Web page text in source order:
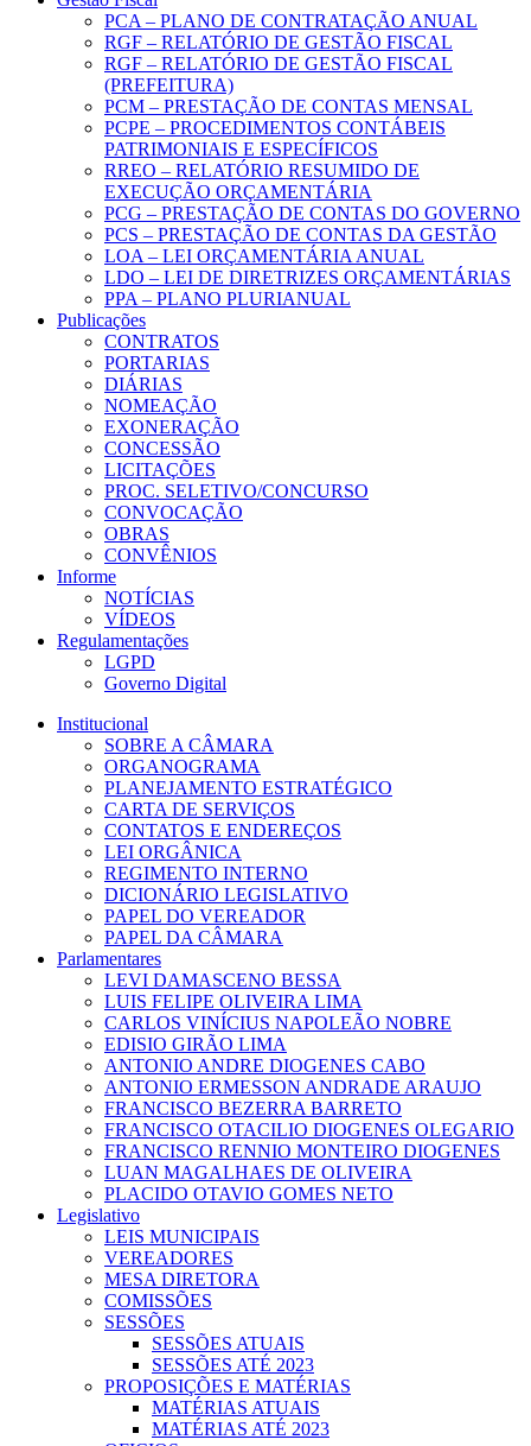
PCA – PLANO DE CONTRATAÇÃO ANUAL
RGF – RELATÓRIO DE GESTÃO FISCAL
RGF – RELATÓRIO DE GESTÃO FISCAL
(PREFEITURA)
PCM – PRESTAÇÃO DE CONTAS MENSAL
PCPE – PROCEDIMENTOS CONTÁBEIS
PATRIMONIAIS E ESPECÍFICOS
RREO – RELATÓRIO RESUMIDO DE
EXECUÇÃO ORÇAMENTÁRIA
PCG – PRESTAÇÃO DE CONTAS DO GOVERNO
PCS – PRESTAÇÃO DE CONTAS DA GESTÃO
LOA – LEI ORÇAMENTÁRIA ANUAL
LDO – LEI DE DIRETRIZES ORÇAMENTÁRIAS
PPA – PLANO PLURIANUAL
Publicações
CONTRATOS
PORTARIAS
DIÁRIAS
NOMEAÇÃO
EXONERAÇÃO
CONCESSÃO
LICITAÇÕES
PROC. SELETIVO/CONCURSO
CONVOCAÇÃO
OBRAS
CONVÊNIOS
Informe
NOTÍCIAS
VÍDEOS
Regulamentações
LGPD
Governo Digital
Institucional
SOBRE A CÂMARA
ORGANOGRAMA
PLANEJAMENTO ESTRATÉGICO
CARTA DE SERVIÇOS
CONTATOS E ENDEREÇOS
LEI ORGÂNICA
REGIMENTO INTERNO
DICIONÁRIO LEGISLATIVO
PAPEL DO VEREADOR
PAPEL DA CÂMARA
Parlamentares
LEVI DAMASCENO BESSA
LUIS FELIPE OLIVEIRA LIMA
CARLOS VINÍCIUS NAPOLEÃO NOBRE
EDISIO GIRÃO LIMA
ANTONIO ANDRE DIOGENES CABO
ANTONIO ERMESSON ANDRADE ARAUJO
FRANCISCO BEZERRA BARRETO
FRANCISCO OTACILIO DIOGENES OLEGARIO
FRANCISCO RENNIO MONTEIRO DIOGENES
LUAN MAGALHAES DE OLIVEIRA
PLACIDO OTAVIO GOMES NETO
Legislativo
LEIS MUNICIPAIS
VEREADORES
MESA DIRETORA
COMISSÕES
SESSÕES
SESSÕES ATUAIS
SESSÕES ATÉ 2023
PROPOSIÇÕES E MATÉRIAS
MATÉRIAS ATUAIS
MATÉRIAS ATÉ 2023